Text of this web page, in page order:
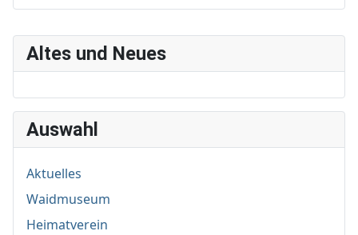
Altes und Neues
Auswahl
Aktuelles
Waidmuseum
Heimatverein